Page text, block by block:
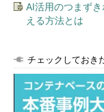
AI活用のつまず
える方法とは
チェックしておき